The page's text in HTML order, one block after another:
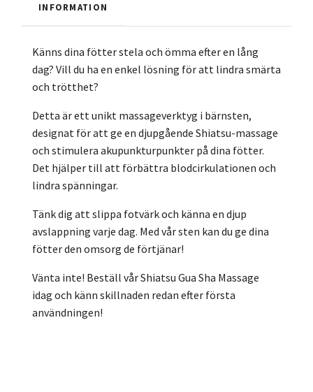
INFORMATION
Känns dina fötter stela och ömma efter en lång
dag? Vill du ha en enkel lösning för att lindra smärta
och trötthet?
Detta är ett unikt massageverktyg i bärnsten,
designat för att ge en djupgående Shiatsu-massage
och stimulera akupunkturpunkter på dina fötter.
Det hjälper till att förbättra blodcirkulationen och
lindra spänningar.
Tänk dig att slippa fotvärk och känna en djup
avslappning varje dag. Med vår sten kan du ge dina
fötter den omsorg de förtjänar!
Vänta inte! Beställ vår Shiatsu Gua Sha Massage
idag och känn skillnaden redan efter första
användningen!